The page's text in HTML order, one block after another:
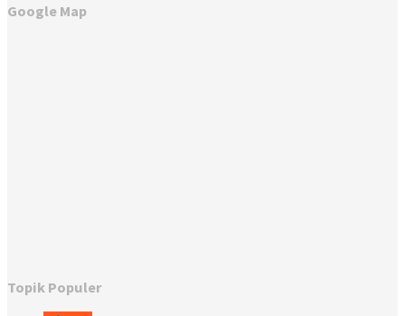
Google Map
Topik Populer